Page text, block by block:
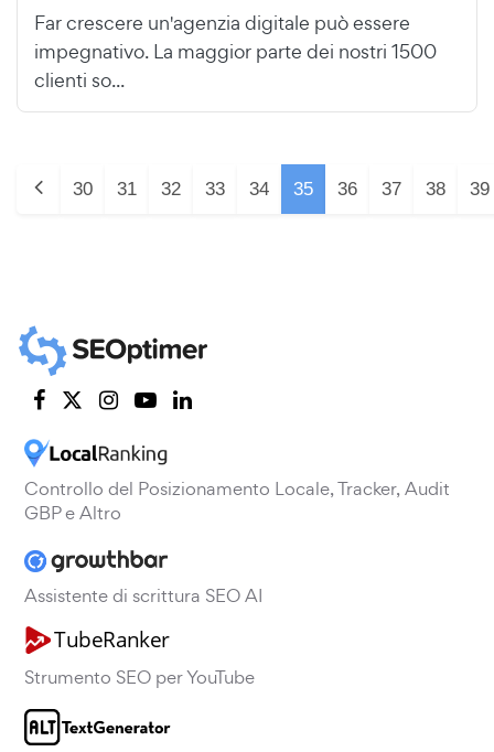
Far crescere un'agenzia digitale può essere
impegnativo. La maggior parte dei nostri 1500
clienti so...
30 31 32 33 34 35 36 37 38 39
Controllo del Posizionamento Locale, Tracker, Audit
GBP e Altro
Assistente di scrittura SEO AI
Strumento SEO per YouTube